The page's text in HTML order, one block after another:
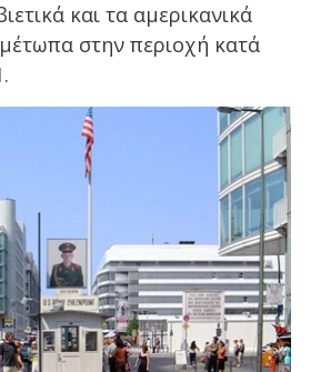
και τα αμερικανικά
στην περιοχή κατά